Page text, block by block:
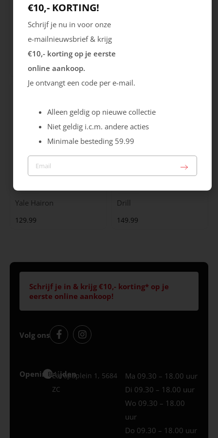
Cristallino
99.99
Yale Hairon
129.99
Drill
149.99
Schrijf je in & krijg €10,- korting* op je
eerste online aankoop!
Volg ons
Openingstijden
Best
Europaplein 1, 5684
ZC
Ma 09.30 – 18.00 uur
Di 09.30 – 18.00 uur
Wo 09.30 – 18.00
uur
Do 09.30 – 18.00 uur
€10,- KORTING!
Schrijf je nu in voor onze
e-mailnieuwsbrief & krijg
€10,- korting op je eerste
online aankoop.
Je ontvangt een code per e-mail.
Alleen geldig op nieuwe collectie
Niet geldig i.c.m. andere acties
Minimale besteding 59.99